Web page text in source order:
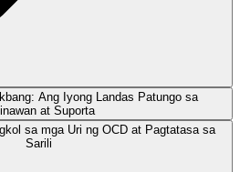
Ang Iyong Landas Patungo sa
at Suporta
sa mga Uri ng OCD at Pagtatasa sa
Sarili